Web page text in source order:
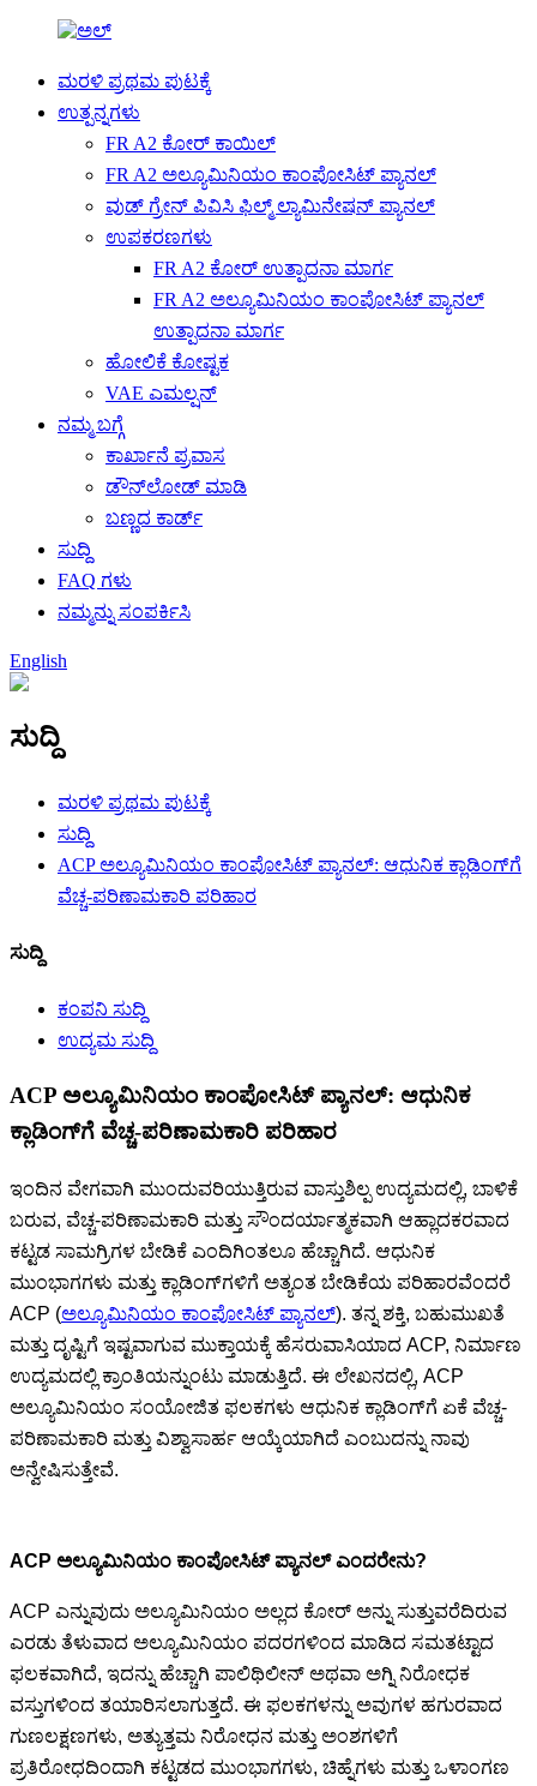
ಮರಳಿ ಪ್ರಥಮ ಪುಟಕ್ಕೆ
ಉತ್ಪನ್ನಗಳು
FR A2 ಕೋರ್ ಕಾಯಿಲ್
FR A2 ಅಲ್ಯೂಮಿನಿಯಂ ಕಾಂಪೋಸಿಟ್ ಪ್ಯಾನಲ್
ವುಡ್ ಗ್ರೇನ್ ಪಿವಿಸಿ ಫಿಲ್ಮ್ ಲ್ಯಾಮಿನೇಷನ್ ಪ್ಯಾನಲ್
ಉಪಕರಣಗಳು
FR A2 ಕೋರ್ ಉತ್ಪಾದನಾ ಮಾರ್ಗ
FR A2 ಅಲ್ಯೂಮಿನಿಯಂ ಕಾಂಪೋಸಿಟ್ ಪ್ಯಾನಲ್
ಉತ್ಪಾದನಾ ಮಾರ್ಗ
ಹೋಲಿಕೆ ಕೋಷ್ಟಕ
VAE ಎಮಲ್ಷನ್
ನಮ್ಮ ಬಗ್ಗೆ
ಕಾರ್ಖಾನೆ ಪ್ರವಾಸ
ಡೌನ್‌ಲೋಡ್ ಮಾಡಿ
ಬಣ್ಣದ ಕಾರ್ಡ್
ಸುದ್ದಿ
FAQ ಗಳು
ನಮ್ಮನ್ನು ಸಂಪರ್ಕಿಸಿ
English
ಸುದ್ದಿ
ಮರಳಿ ಪ್ರಥಮ ಪುಟಕ್ಕೆ
ಸುದ್ದಿ
ACP ಅಲ್ಯೂಮಿನಿಯಂ ಕಾಂಪೋಸಿಟ್ ಪ್ಯಾನಲ್: ಆಧುನಿಕ ಕ್ಲಾಡಿಂಗ್‌ಗೆ
ವೆಚ್ಚ-ಪರಿಣಾಮಕಾರಿ ಪರಿಹಾರ
ಸುದ್ದಿ
ಕಂಪನಿ ಸುದ್ದಿ
ಉದ್ಯಮ ಸುದ್ದಿ
ACP ಅಲ್ಯೂಮಿನಿಯಂ ಕಾಂಪೋಸಿಟ್ ಪ್ಯಾನಲ್: ಆಧುನಿಕ
ಕ್ಲಾಡಿಂಗ್‌ಗೆ ವೆಚ್ಚ-ಪರಿಣಾಮಕಾರಿ ಪರಿಹಾರ
ಇಂದಿನ ವೇಗವಾಗಿ ಮುಂದುವರಿಯುತ್ತಿರುವ ವಾಸ್ತುಶಿಲ್ಪ ಉದ್ಯಮದಲ್ಲಿ, ಬಾಳಿಕೆ
ಬರುವ, ವೆಚ್ಚ-ಪರಿಣಾಮಕಾರಿ ಮತ್ತು ಸೌಂದರ್ಯಾತ್ಮಕವಾಗಿ ಆಹ್ಲಾದಕರವಾದ
ಕಟ್ಟಡ ಸಾಮಗ್ರಿಗಳ ಬೇಡಿಕೆ ಎಂದಿಗಿಂತಲೂ ಹೆಚ್ಚಾಗಿದೆ. ಆಧುನಿಕ
ಮುಂಭಾಗಗಳು ಮತ್ತು ಕ್ಲಾಡಿಂಗ್‌ಗಳಿಗೆ ಅತ್ಯಂತ ಬೇಡಿಕೆಯ ಪರಿಹಾರವೆಂದರೆ
ACP (ಅಲ್ಯೂಮಿನಿಯಂ ಕಾಂಪೋಸಿಟ್ ಪ್ಯಾನಲ್). ತನ್ನ ಶಕ್ತಿ, ಬಹುಮುಖತೆ
ಮತ್ತು ದೃಷ್ಟಿಗೆ ಇಷ್ಟವಾಗುವ ಮುಕ್ತಾಯಕ್ಕೆ ಹೆಸರುವಾಸಿಯಾದ ACP, ನಿರ್ಮಾಣ
ಉದ್ಯಮದಲ್ಲಿ ಕ್ರಾಂತಿಯನ್ನುಂಟು ಮಾಡುತ್ತಿದೆ. ಈ ಲೇಖನದಲ್ಲಿ, ACP
ಅಲ್ಯೂಮಿನಿಯಂ ಸಂಯೋಜಿತ ಫಲಕಗಳು ಆಧುನಿಕ ಕ್ಲಾಡಿಂಗ್‌ಗೆ ಏಕೆ ವೆಚ್ಚ-
ಪರಿಣಾಮಕಾರಿ ಮತ್ತು ವಿಶ್ವಾಸಾರ್ಹ ಆಯ್ಕೆಯಾಗಿದೆ ಎಂಬುದನ್ನು ನಾವು
ಅನ್ವೇಷಿಸುತ್ತೇವೆ.
ACP ಅಲ್ಯೂಮಿನಿಯಂ ಕಾಂಪೋಸಿಟ್ ಪ್ಯಾನಲ್ ಎಂದರೇನು?
ACP ಎನ್ನುವುದು ಅಲ್ಯೂಮಿನಿಯಂ ಅಲ್ಲದ ಕೋರ್ ಅನ್ನು ಸುತ್ತುವರೆದಿರುವ
ಎರಡು ತೆಳುವಾದ ಅಲ್ಯೂಮಿನಿಯಂ ಪದರಗಳಿಂದ ಮಾಡಿದ ಸಮತಟ್ಟಾದ
ಫಲಕವಾಗಿದೆ, ಇದನ್ನು ಹೆಚ್ಚಾಗಿ ಪಾಲಿಥಿಲೀನ್ ಅಥವಾ ಅಗ್ನಿ ನಿರೋಧಕ
ವಸ್ತುಗಳಿಂದ ತಯಾರಿಸಲಾಗುತ್ತದೆ. ಈ ಫಲಕಗಳನ್ನು ಅವುಗಳ ಹಗುರವಾದ
ಗುಣಲಕ್ಷಣಗಳು, ಅತ್ಯುತ್ತಮ ನಿರೋಧನ ಮತ್ತು ಅಂಶಗಳಿಗೆ
ಪ್ರತಿರೋಧದಿಂದಾಗಿ ಕಟ್ಟಡದ ಮುಂಭಾಗಗಳು, ಚಿಹ್ನೆಗಳು ಮತ್ತು ಒಳಾಂಗಣ